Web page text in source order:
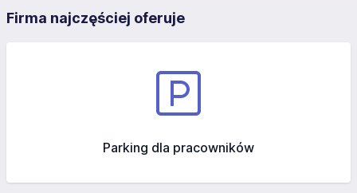
Firma najczęściej oferuje
Parking dla pracowników